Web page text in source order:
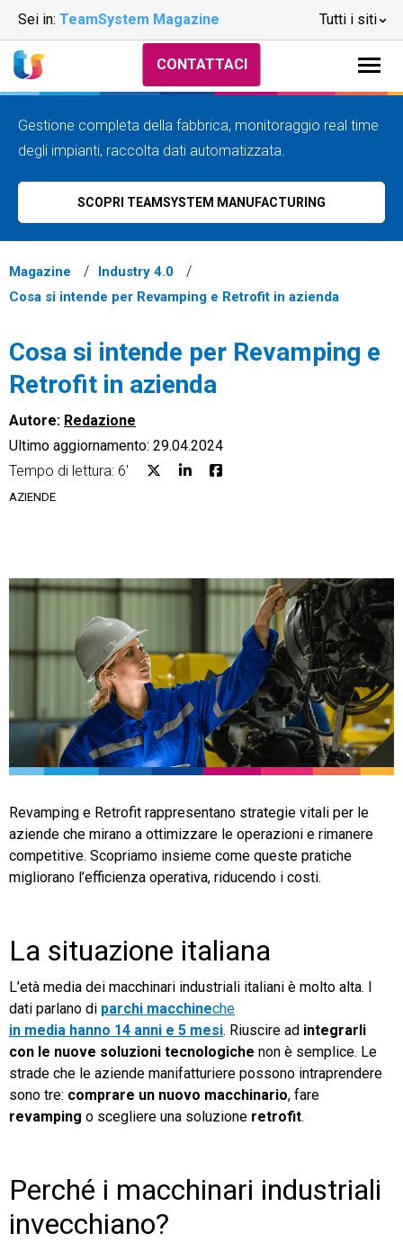
Sei in: TeamSystem Magazine Tutti i siti
Email Marketing
Fatturazione
Financial Solutions
Trust Services
TeamSystem Corporate
TeamSystem Store
CONTATTACI
Gestione completa della fabbrica, monitoraggio real time
degli impianti, raccolta dati automatizzata.
SCOPRI TEAMSYSTEM MANUFACTURING
Magazine
Industry 4.0
Cosa si intende per Revamping e Retrofit in azienda
Cosa si intende per Revamping e
Retrofit in azienda
Autore: Redazione
Ultimo aggiornamento: 29.04.2024
Tempo di lettura: 6'
AZIENDE
Revamping e Retrofit rappresentano strategie vitali per le
aziende che mirano a ottimizzare le operazioni e rimanere
competitive. Scopriamo insieme come queste pratiche
migliorano l’efficienza operativa, riducendo i costi.
La situazione italiana
L’età media dei macchinari industriali italiani è molto alta. I
dati parlano di parchi macchineche
in media hanno 14 anni e 5 mesi. Riuscire ad integrarli
con le nuove soluzioni tecnologiche non è semplice. Le
strade che le aziende manifatturiere possono intraprendere
sono tre: comprare un nuovo macchinario, fare
revamping o scegliere una soluzione retrofit.
Perché i macchinari industriali
invecchiano?